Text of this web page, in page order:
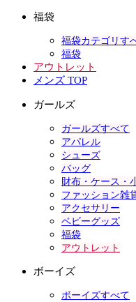
福袋
福袋カテゴリす
福袋
アウトレット
メンズ TOP
ガールズ
ガールズすべて
アパレル
シューズ
バッグ
財布・ケース・
ファッション雑
アクセサリー
ベビーグッズ
福袋
アウトレット
ボーイズ
ボーイズすべて